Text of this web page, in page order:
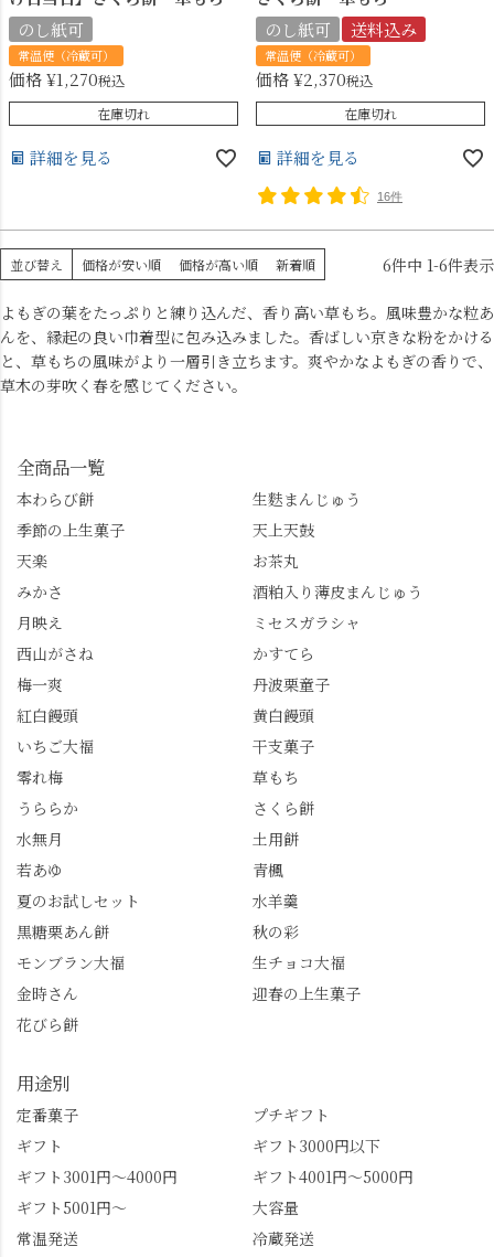
のし紙可
常温便（冷蔵可）
価格¥1,270税込
在庫切れ
詳細を見る
のし紙可
送料込み
常温便（冷蔵可）
価格¥2,370税込
在庫切れ
詳細を見る
16件
並び替え 価格が安い順 価格が高い順 新着順 6件中 1-6件表示
よもぎの葉をたっぷりと練り込んだ、香り高い草もち。風味豊かな粒あ
んを、縁起の良い巾着型に包み込みました。香ばしい京きな粉をかける
と、草もちの風味がより一層引き立ちます。爽やかなよもぎの香りで、
草木の芽吹く春を感じてください。
全商品一覧
本わらび餅
生麩まんじゅう
季節の上生菓子
天上天鼓
天楽
お茶丸
みかさ
酒粕入り薄皮まんじゅう
月映え
ミセスガラシャ
西山がさね
かすてら
梅一爽
丹波栗童子
紅白饅頭
黄白饅頭
いちご大福
干支菓子
零れ梅
草もち
うららか
さくら餅
水無月
土用餅
若あゆ
青楓
夏のお試しセット
水羊羹
黒糖栗あん餅
秋の彩
モンブラン大福
生チョコ大福
金時さん
迎春の上生菓子
花びら餅
用途別
定番菓子
プチギフト
ギフト
ギフト3000円以下
ギフト3001円～4000円
ギフト4001円～5000円
ギフト5001円～
大容量
常温発送
冷蔵発送